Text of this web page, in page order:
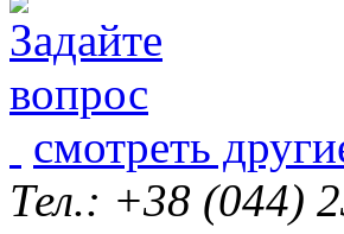
смотреть
Тел.: +38 (044)